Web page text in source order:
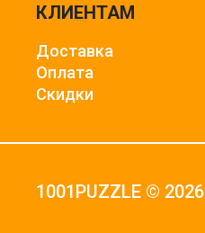
КЛИЕНТАМ
Доставка
Оплата
Скидки
1001PUZZLE © 2026